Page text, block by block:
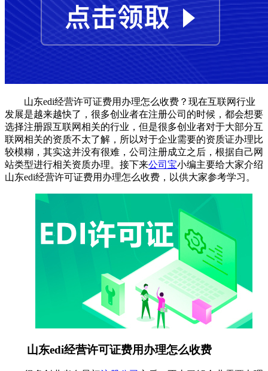
山东edi经营许可证费用办理怎么收费？现在互联网行业
发展是越来越快了，很多创业者在注册公司的时候，都会想要
选择注册跟互联网相关的行业，但是很多创业者对于大部分互
联网相关的资质不太了解，所以对于企业需要的资质证办理比
较模糊，其实这并没有很难，公司注册成立之后，根据自己网
站类型进行相关资质办理。接下来公司宝小编主要给大家介绍
山东edi经营许可证费用办理怎么收费，以供大家参考学习。
山东edi经营许可证费用办理怎么收费